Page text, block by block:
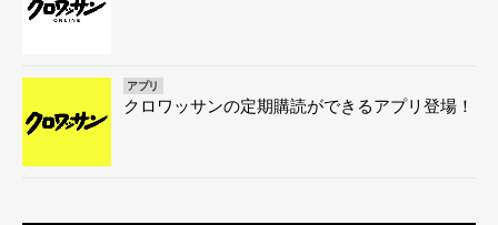
アプリ
クロワッサンの定期購読ができるアプリ登場！